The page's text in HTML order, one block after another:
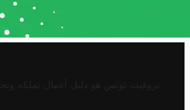
تروفيت تونس هو دليل أعمال تملكه